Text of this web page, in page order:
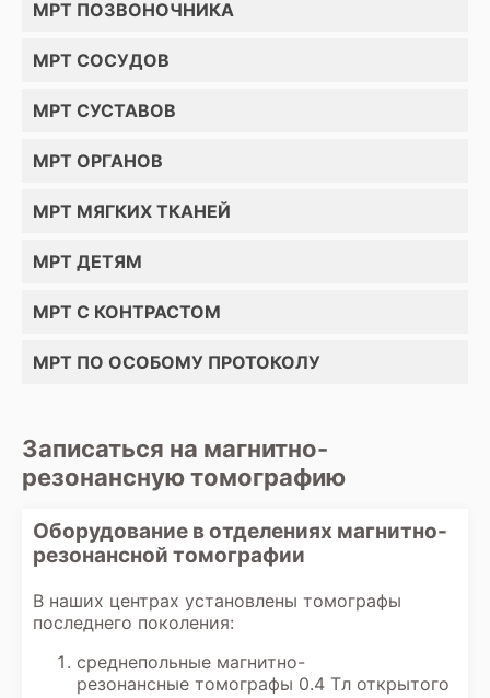
зависимости от организации работы
возможна консультация с врачом-
диагностом для разъяснения
МРТ ПОЗВОНОЧНИКА
МРТ СОСУДОВ
МРТ СУСТАВОВ
МРТ ОРГАНОВ
МРТ МЯГКИХ ТКАНЕЙ
МРТ ДЕТЯМ
МРТ С КОНТРАСТОМ
МРТ ПО ОСОБОМУ ПРОТОКОЛУ
Записаться на магнитно-
резонансную томографию
Оборудование в отделениях магнитно-
резонансной томографии
В наших центрах установлены томографы
последнего поколения:
среднепольные магнитно-
резонансные томографы 0.4 Тл открытого